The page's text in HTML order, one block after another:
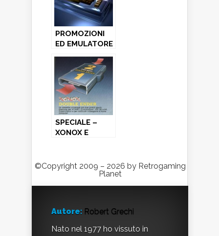
PROMOZIONI
ED EMULATORE
COMMODORE
64!
SPECIALE –
XONOX E
©Copyright 2009 – 2026 by Retrogaming
Planet
Autore: Robert Grechi
Nato nel 1977 ho vissuto in